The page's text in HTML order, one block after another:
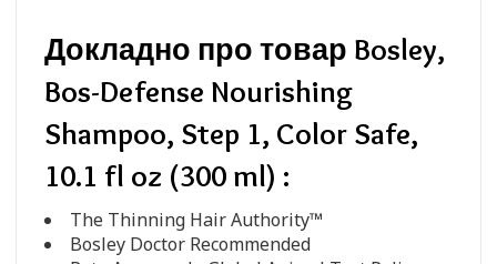
Докладно про товар Bosley,
Bos-Defense Nourishing
Shampoo, Step 1, Color Safe,
10.1 fl oz (300 ml) :
The Thinning Hair Authority™
Bosley Doctor Recommended